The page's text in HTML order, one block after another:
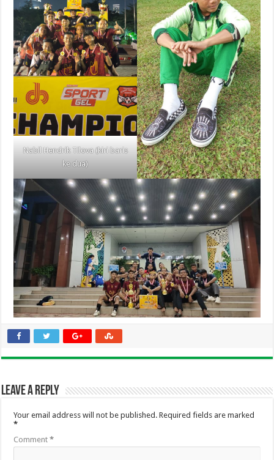
Nabil Hendrik Tilova (kiri baris
ke dua)
Leave a Reply
Your email address will not be published. Required fields are marked
*
Comment*